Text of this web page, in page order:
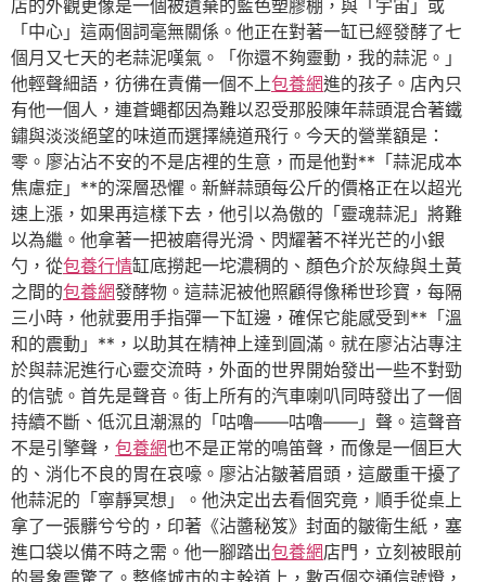
店的外觀更像是一個被遺棄的藍色塑膠棚，與「宇宙」或
「中心」這兩個詞毫無關係。他正在對著一缸已經發酵了七
個月又七天的老蒜泥嘆氣。「你還不夠靈動，我的蒜泥。」
他輕聲細語，彷彿在責備一個不上包養網進的孩子。店內只
有他一個人，連蒼蠅都因為難以忍受那股陳年蒜頭混合著鐵
鏽與淡淡絕望的味道而選擇繞道飛行。今天的營業額是：
零。廖沾沾不安的不是店裡的生意，而是他對**「蒜泥成本
焦慮症」**的深層恐懼。新鮮蒜頭每公斤的價格正在以超光
速上漲，如果再這樣下去，他引以為傲的「靈魂蒜泥」將難
以為繼。他拿著一把被磨得光滑、閃耀著不祥光芒的小銀
勺，從包養行情缸底撈起一坨濃稠的、顏色介於灰綠與土黃
之間的包養網發酵物。這蒜泥被他照顧得像稀世珍寶，每隔
三小時，他就要用手指彈一下缸邊，確保它能感受到**「溫
和的震動」**，以助其在精神上達到圓滿。就在廖沾沾專注
於與蒜泥進行心靈交流時，外面的世界開始發出一些不對勁
的信號。首先是聲音。街上所有的汽車喇叭同時發出了一個
持續不斷、低沉且潮濕的「咕嚕——咕嚕——」聲。這聲音
不是引擎聲， 包養網也不是正常的鳴笛聲，而像是一個巨大
的、消化不良的胃在哀嚎。廖沾沾皺著眉頭，這嚴重干擾了
他蒜泥的「寧靜冥想」。他決定出去看個究竟，順手從桌上
拿了一張髒兮兮的，印著《沾醬秘笈》封面的皺衛生紙，塞
進口袋以備不時之需。他一腳踏出包養網店門，立刻被眼前